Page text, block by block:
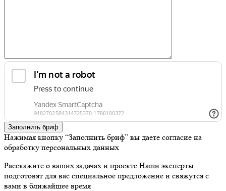
Заполнить бриф
Нажимая кнопку “Заполнить бриф” вы даете согласие на
обработку персональных данных
Расскажите о ваших задачах и проекте Наши эксперты
подготовят для вас специальное предложение и свяжутся с
вами в ближайшее время